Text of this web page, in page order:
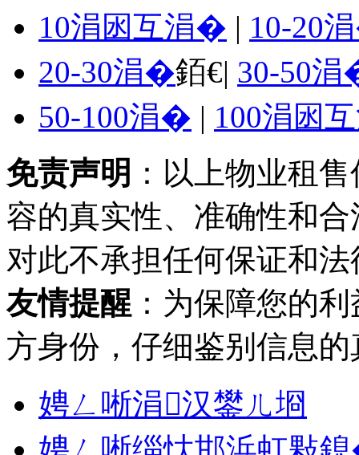
10涓囦互涓� | 10-20
20-30涓�銆€| 30-50
50-100涓� | 100涓囦
免责声明 ：以上物业租
容的真实性、准确性和
对此不承担任何保证和
友情提醒 ：为保障您的
方身份，仔细鉴别信息
娉ㄥ唽涓汉鐢ㄦ埛